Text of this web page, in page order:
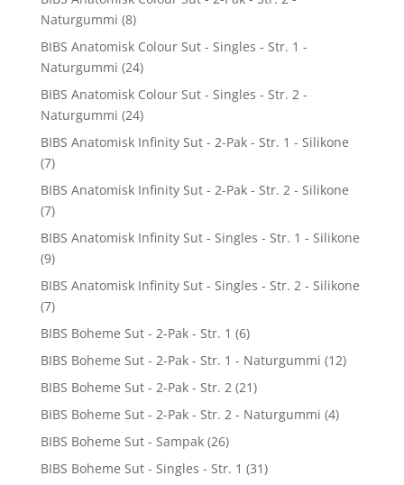
Naturgummi (8)
BIBS Anatomisk Colour Sut - Singles - Str. 1 -
Naturgummi (24)
BIBS Anatomisk Colour Sut - Singles - Str. 2 -
Naturgummi (24)
BIBS Anatomisk Infinity Sut - 2-Pak - Str. 1 - Silikone
(7)
BIBS Anatomisk Infinity Sut - 2-Pak - Str. 2 - Silikone
(7)
BIBS Anatomisk Infinity Sut - Singles - Str. 1 - Silikone
(9)
BIBS Anatomisk Infinity Sut - Singles - Str. 2 - Silikone
(7)
BIBS Boheme Sut - 2-Pak - Str. 1 (6)
BIBS Boheme Sut - 2-Pak - Str. 1 - Naturgummi (12)
BIBS Boheme Sut - 2-Pak - Str. 2 (21)
BIBS Boheme Sut - 2-Pak - Str. 2 - Naturgummi (4)
BIBS Boheme Sut - Sampak (26)
BIBS Boheme Sut - Singles - Str. 1 (31)